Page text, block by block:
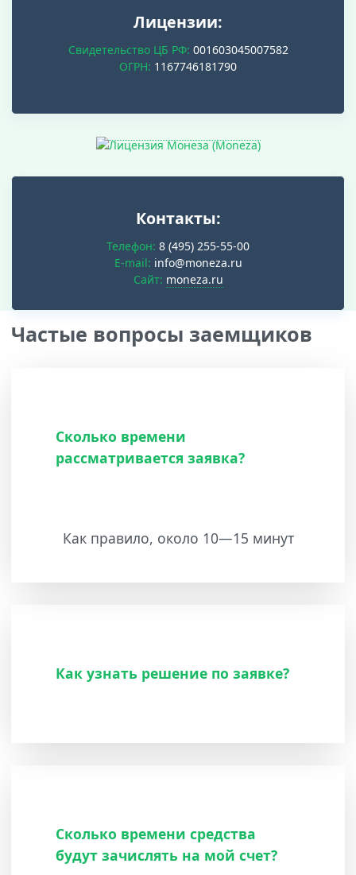
Лицензии:
Свидетельство ЦБ РФ: 001603045007582
ОГРН: 1167746181790
Контакты:
Телефон: 8 (495) 255-55-00
E-mail: info@moneza.ru
Cайт: moneza.ru
Частые вопросы заемщиков
Сколько времени
рассматривается заявка?
Как правило, около 10—15 минут
Как узнать решение по заявке?
Сколько времени средства
будут зачислять на мой счет?